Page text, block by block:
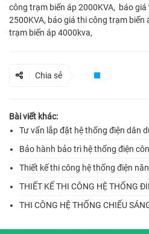
công trạm biến áp 2000KVA, báo
2500KVA, báo giá thi công trạm
trạm biến áp 4000kva,
Chia sẻ
Bài viết khác:
Tư vấn lắp đặt hệ thống điện dân
Bảo hành bảo trì hệ thống điện
Thiết kế thi công hệ thống điện
THIẾT KẾ THI CÔNG HỆ THỐNG
THI CÔNG HỆ THỐNG CHIẾU